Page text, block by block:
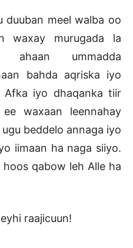
duuban meel walba oo
waxay murugada la
ahaan ummadda
bahda aqriska iyo
Afka iyo dhaqanka tiir
waxaan leennahay
beddelo annaga iyo
iimaan ha naga siiyo.
qabow leh Alle ha
raajicuun!